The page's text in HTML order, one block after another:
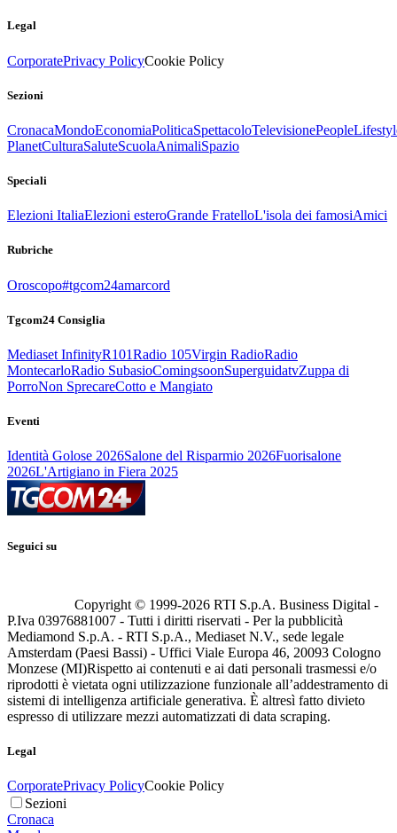
Legal
CorporatePrivacy PolicyCookie Policy
Sezioni
CronacaMondoEconomiaPoliticaSpettacoloTelevisionePeople
PlanetCulturaSaluteScuolaAnimaliSpazio
Speciali
Elezioni ItaliaElezioni esteroGrande FratelloL'isola dei famosiAmici
Rubriche
Oroscopo#tgcom24amarcord
Tgcom24 Consiglia
Mediaset InfinityR101Radio 105Virgin RadioRadio
MontecarloRadio SubasioComingsoonSuperguidatvZuppa di
PorroNon SprecareCotto e Mangiato
Eventi
Identità Golose 2026Salone del Risparmio 2026Fuorisalone
2026L'Artigiano in Fiera 2025
Seguici su
Copyright © 1999-2026 RTI S.p.A. Business Digital -
P.Iva 03976881007 - Tutti i diritti riservati - Per la pubblicità
Mediamond S.p.A. - RTI S.p.A., Mediaset N.V., sede legale
Amsterdam (Paesi Bassi) - Uffici Viale Europa 46, 20093 Cologno
Monzese (MI)Rispetto ai contenuti e ai dati personali trasmessi e/o
riprodotti è vietata ogni utilizzazione funzionale all’addestramento di
sistemi di intelligenza artificiale generativa. È altresì fatto divieto
espresso di utilizzare mezzi automatizzati di data scraping.
Legal
CorporatePrivacy PolicyCookie Policy
Sezioni
Cronaca